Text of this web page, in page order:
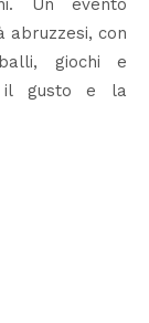
Un evento
con
giochi e
il gusto e la